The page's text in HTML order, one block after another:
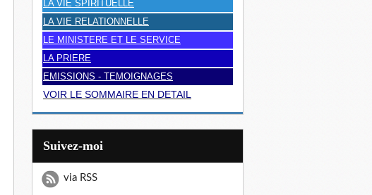
LA VIE SPIRITUELLE
LA VIE RELATIONNELLE
LE MINISTERE ET LE SERVICE
LA PRIERE
EMISSIONS - TEMOIGNAGES
VOIR LE SOMMAIRE EN DETAIL
Suivez-moi
via RSS